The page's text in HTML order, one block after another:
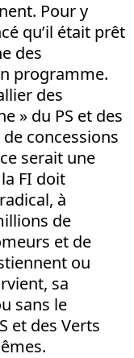
Pour y
qu’il était prêt
des
programme.
des
» du PS et des
concessions
serait une
FI doit
à
de
et de
ou
sa
sans le
et des Verts